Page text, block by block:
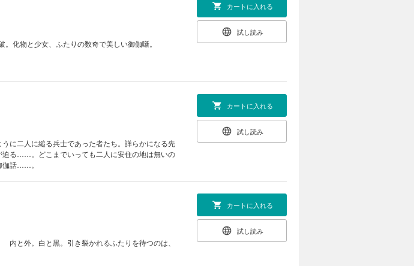
化物と少女、ふたりの数奇で美しい御伽噺。
カートに入れる
試し読み
に二人に縋る兵士であった者たち。詳らかになる先
迫る……。どこまでいっても二人に安住の地は無いの
伽話……。
カートに入れる
試し読み
と外。白と黒。引き裂かれるふたりを待つのは、
カートに入れる
試し読み